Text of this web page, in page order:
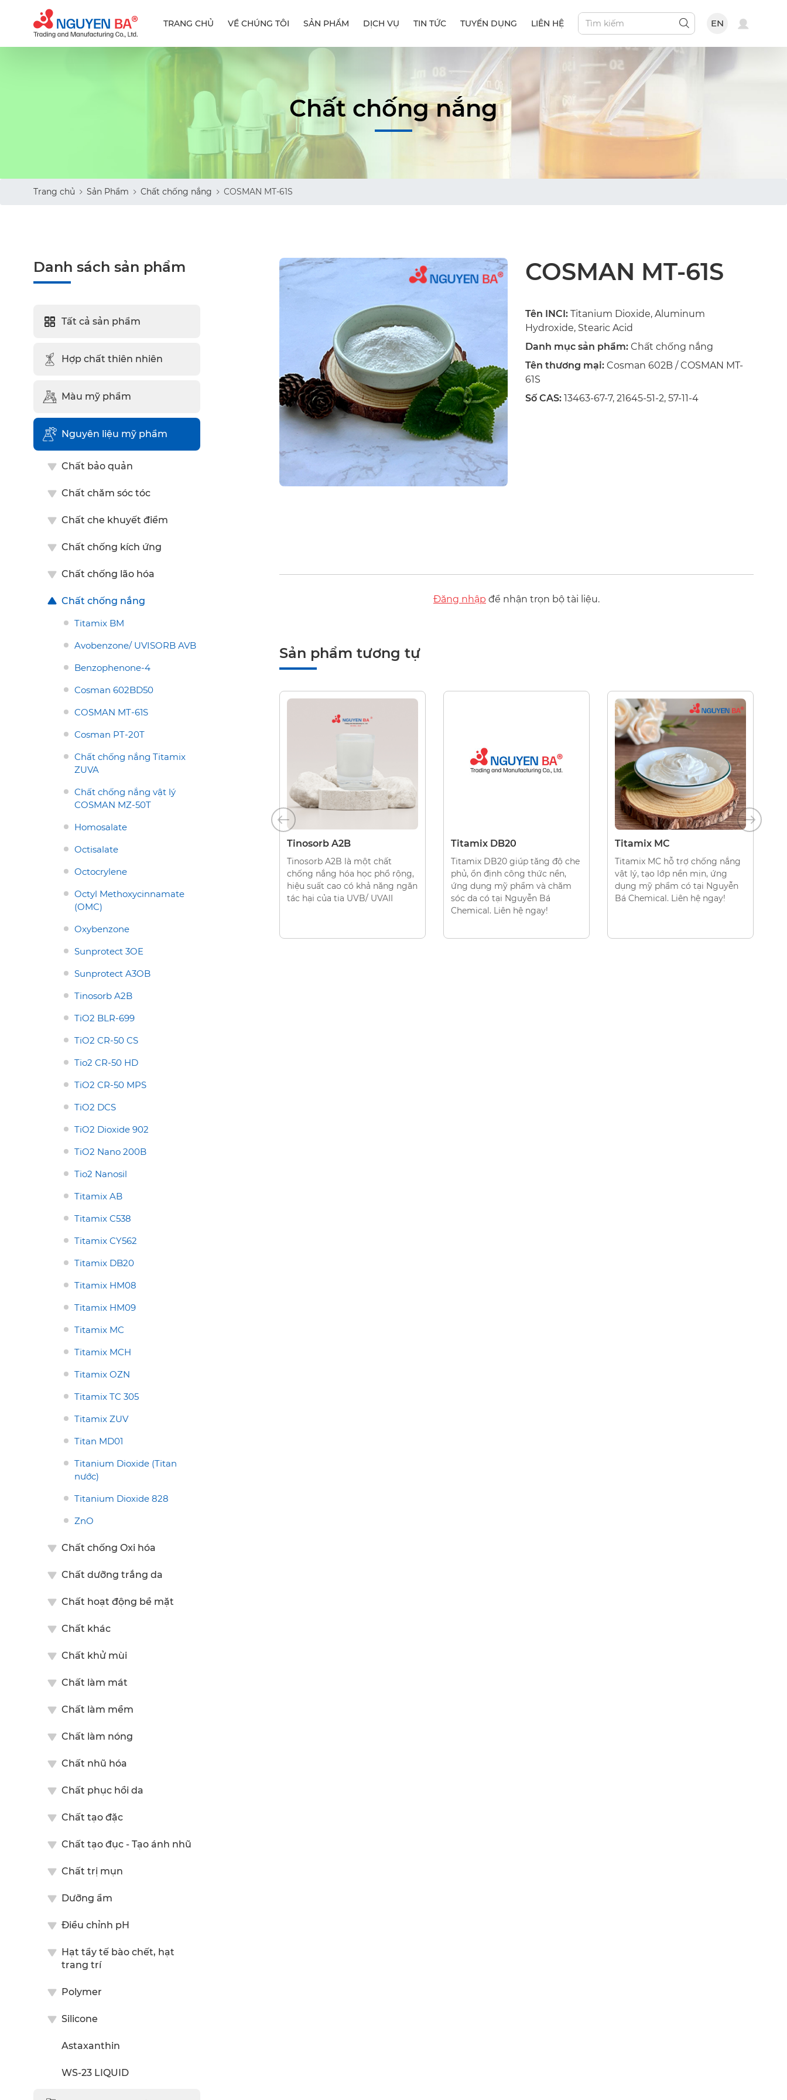
TRANG CHỦ VỀ CHÚNG TÔI SẢN PHẨM DỊCH VỤ TIN TỨC TUYỂN DỤNG LIÊN HỆ EN
Chất chống nắng
Trang chủ Sản Phẩm Chất chống nắng COSMAN MT-61S
Danh sách sản phẩm
Tất cả sản phẩm
Hợp chất thiên nhiên
Màu mỹ phẩm
Nguyên liệu mỹ phẩm
Chất bảo quản
Chất chăm sóc tóc
Chất che khuyết điểm
Chất chống kích ứng
Chất chống lão hóa
Chất chống nắng
Titamix BM
Avobenzone/ UVISORB AVB
Benzophenone-4
Cosman 602BD50
COSMAN MT-61S
Cosman PT-20T
Chất chống nắng Titamix
ZUVA
Chất chống nắng vật lý
COSMAN MZ-50T
Homosalate
Octisalate
Octocrylene
Octyl Methoxycinnamate
(OMC)
Oxybenzone
Sunprotect 3OE
Sunprotect A3OB
Tinosorb A2B
TiO2 BLR-699
TiO2 CR-50 CS
Tio2 CR-50 HD
TiO2 CR-50 MPS
TiO2 DCS
TiO2 Dioxide 902
TiO2 Nano 200B
Tio2 Nanosil
Titamix AB
Titamix C538
Titamix CY562
Titamix DB20
Titamix HM08
Titamix HM09
Titamix MC
Titamix MCH
Titamix OZN
Titamix TC 305
Titamix ZUV
Titan MD01
Titanium Dioxide (Titan
nước)
Titanium Dioxide 828
ZnO
Chất chống Oxi hóa
Chất dưỡng trắng da
Chất hoạt động bề mặt
Chất khác
Chất khử mùi
Chất làm mát
Chất làm mềm
Chất làm nóng
Chất nhũ hóa
Chất phục hồi da
Chất tạo đặc
Chất tạo đục - Tạo ánh nhũ
Chất trị mụn
Dưỡng ẩm
Điều chỉnh pH
Hạt tẩy tế bào chết, hạt
trang trí
Polymer
Silicone
Astaxanthin
WS-23 LIQUID
COSMAN MT-61S
Tên INCI: Titanium Dioxide, Aluminum
Hydroxide, Stearic Acid
Danh mục sản phẩm: Chất chống nắng
Tên thương mại: Cosman 602B / COSMAN MT-
61S
Số CAS: 13463-67-7, 21645-51-2, 57-11-4
Đăng nhập để nhận trọn bộ tài liệu.
Sản phẩm tương tự
nắng Titamix
CHẤT CHỐNG NẮNG
Tinosorb A2B
Tinosorb A2B là một chất
chống nắng hóa học phổ rộng,
hiệu suất cao có khả năng ngăn
tác hại của tia UVB/ UVAII
CHẤT CHỐNG NẮNG
Titamix DB20
Titamix DB20 giúp tăng độ che
phủ, ổn định công thức nền,
ứng dụng mỹ phẩm và chăm
sóc da có tại Nguyễn Bá
Chemical. Liên hệ ngay!
CHẤT CHỐNG NẮNG
Titamix MC
Titamix MC hỗ trợ chống nắng
vật lý, tạo lớp nền mịn, ứng
dụng mỹ phẩm có tại Nguyễn
Bá Chemical. Liên hệ ngay!